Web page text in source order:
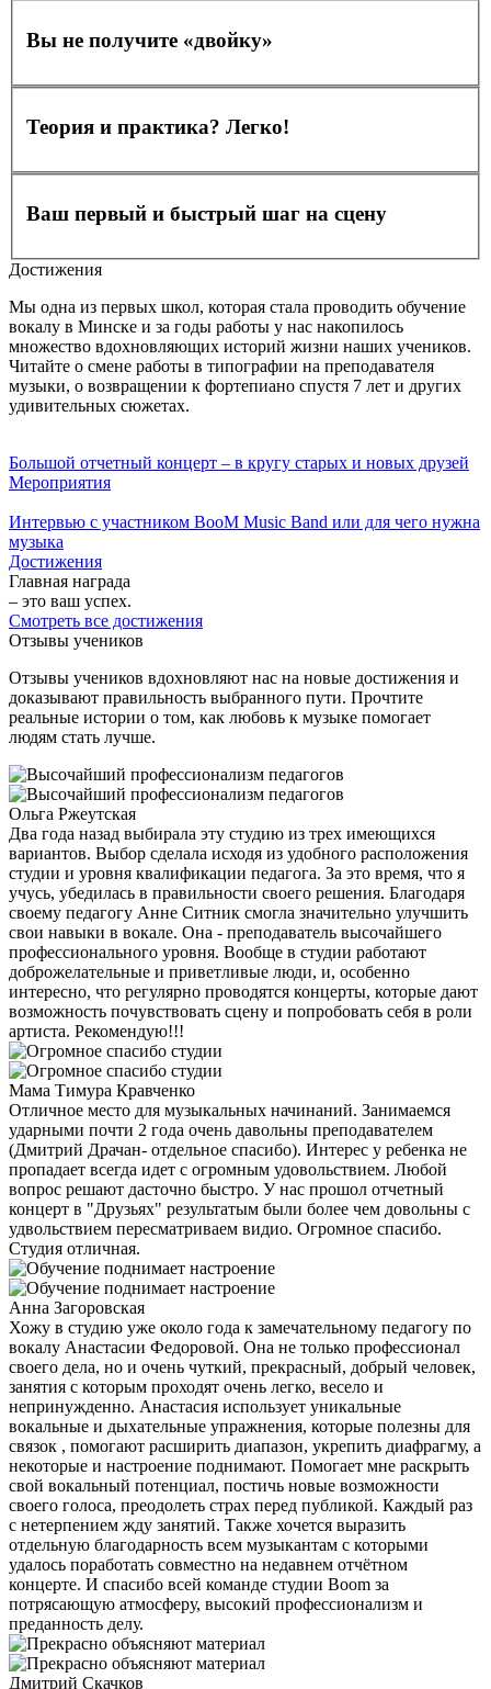
Вы не получите «двойку»
Теория и практика? Легко!
Ваш первый и быстрый шаг на сцену
Достижения
Мы одна из первых школ, которая стала проводить обучение
вокалу в Минске и за годы работы у нас накопилось
множество вдохновляющих историй жизни наших учеников.
Читайте о смене работы в типографии на преподавателя
музыки, о возвращении к фортепиано спустя 7 лет и других
удивительных сюжетах.
Большой отчетный концерт – в кругу старых и новых друзей
Мероприятия
Интервью с участником BooM Music Band или для чего нужна
музыка
Достижения
Главная награда
– это ваш успех.
Смотреть все достижения
Отзывы учеников
Отзывы учеников вдохновляют нас на новые достижения и
доказывают правильность выбранного пути. Прочтите
реальные истории о том, как любовь к музыке помогает
людям стать лучше.
Ольга Ржеутская
Два года назад выбирала эту студию из трех имеющихся
вариантов. Выбор сделала исходя из удобного расположения
студии и уровня квалификации педагога. За это время, что я
учусь, убедилась в правильности своего решения. Благодаря
своему педагогу Анне Ситник смогла значительно улучшить
свои навыки в вокале. Она - преподаватель высочайшего
профессионального уровня. Вообще в студии работают
доброжелательные и приветливые люди, и, особенно
интересно, что регулярно проводятся концерты, которые дают
возможность почувствовать сцену и попробовать себя в роли
артиста. Рекомендую!!!
Мама Тимура Кравченко
Отличное место для музыкальных начинаний. Занимаемся
ударными почти 2 года очень давольны преподавателем
(Дмитрий Драчан- отдельное спасибо). Интерес у ребенка не
пропадает всегда идет с огромным удовольствием. Любой
вопрос решают дасточно быстро. У нас прошол отчетный
концерт в "Друзьях" результатым были более чем довольны с
удвольствием пересматриваем видио. Огромное спасибо.
Студия отличная.
Анна Загоровская
Хожу в студию уже около года к замечательному педагогу по
вокалу Анастасии Федоровой. Она не только профессионал
своего дела, но и очень чуткий, прекрасный, добрый человек,
занятия с которым проходят очень легко, весело и
непринужденно. Анастасия использует уникальные
вокальные и дыхательные упражнения, которые полезны для
связок , помогают расширить диапазон, укрепить диафрагму, а
некоторые и настроение поднимают. Помогает мне раскрыть
свой вокальный потенциал, постичь новые возможности
своего голоса, преодолеть страх перед публикой. Каждый раз
с нетерпением жду занятий. Также хочется выразить
отдельную благодарность всем музыкантам с которыми
удалось поработать совместно на недавнем отчётном
концерте. И спасибо всей команде студии Boom за
потрясающую атмосферу, высокий профессионализм и
преданность делу.
Дмитрий Скачков